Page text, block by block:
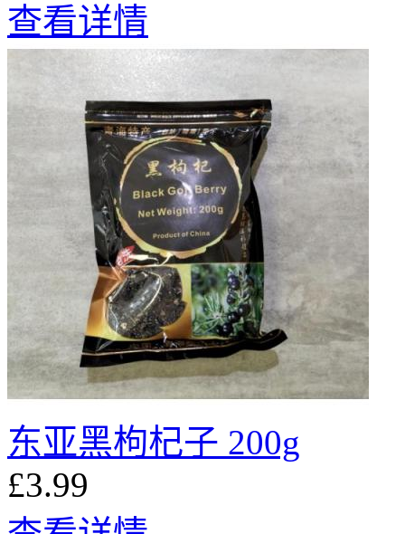
查看详情
东亚黑枸杞子 200g
£3.99